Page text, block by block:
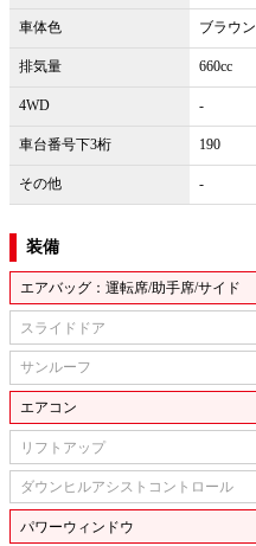
車体色 ブラウン
排気量 660cc
4WD -
車台番号下3桁 190
その他 -
装備
エアバッグ：運転席/助手席/サイド
スライドドア
サンルーフ
エアコン
リフトアップ
ダウンヒルアシストコントロール
パワーウィンドウ